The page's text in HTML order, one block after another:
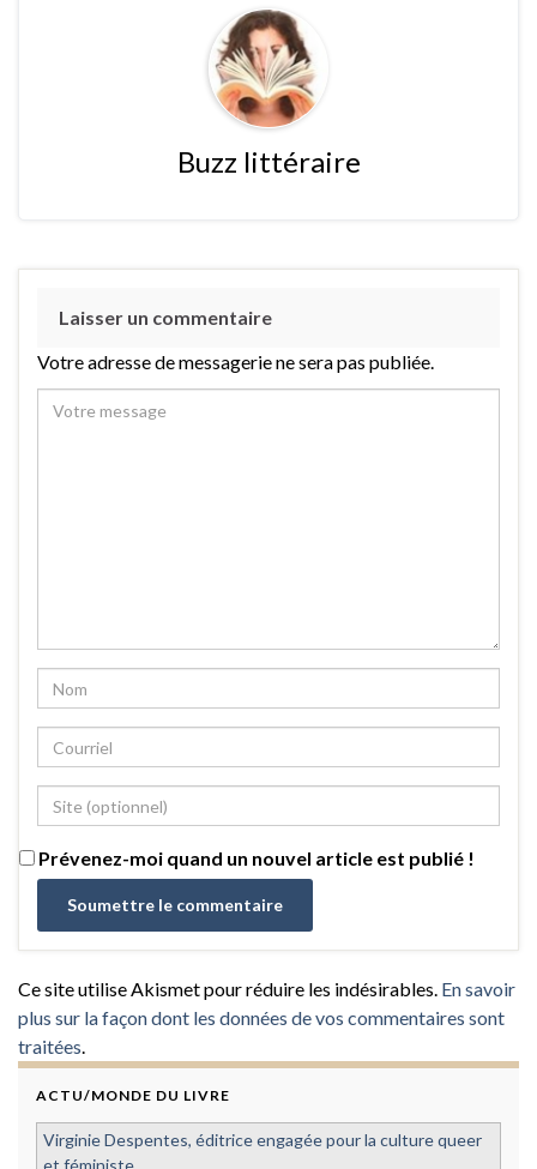
Buzz littéraire
Laisser un commentaire
Votre adresse de messagerie ne sera pas publiée.
Prévenez-moi quand un nouvel article est publié !
Ce site utilise Akismet pour réduire les indésirables. En savoir
plus sur la façon dont les données de vos commentaires sont
traitées.
ACTU/MONDE DU LIVRE
Virginie Despentes, éditrice engagée pour la culture queer